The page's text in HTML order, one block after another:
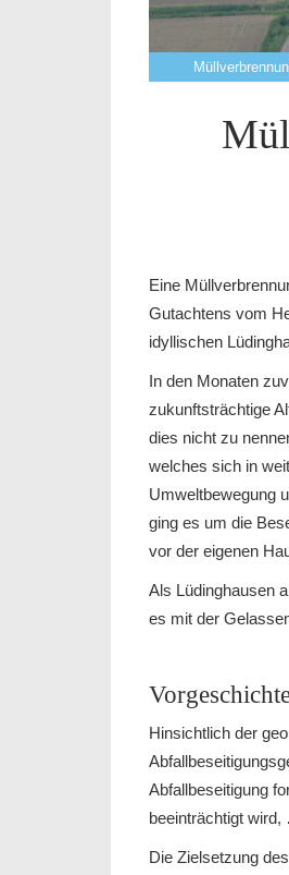
Eine
Gutachtens vom
idyllischen
In den Monaten
zukunftsträchtige
dies nicht zu
welches sich in
Umweltbewegung
ging es um die
vor der eigenen
Als Lüdinghausen
es mit der
Hinsichtlich der
Abfallbeseitigung
beeinträchtigt wird,
Die Zielsetzung